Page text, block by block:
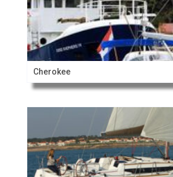
Cherokee